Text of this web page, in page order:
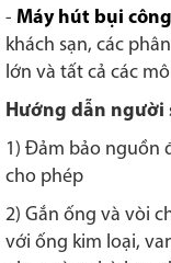
- Máy hút bụi
khách sạn, các
lớn và tất cả các
Hướng dẫn người
1) Đảm bảo nguồn
cho phép
2) Gắn ống và vòi
với ống kim loại,